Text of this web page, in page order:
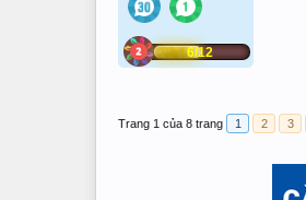
6/12
Trang 1 của 8 trang 1 2 3